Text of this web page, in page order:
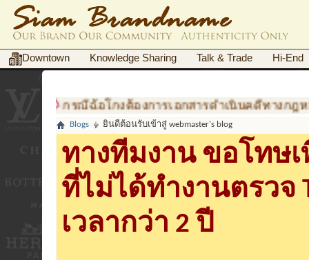
Downtown Knowledge Sharing Talk & Trade Hi-End
กรณีฉ้อโกงต้องการเอกสารดำเนินคดีทางกฎหมายทำอ
Blogs ยินดีต้อนรับเข้าสู่ webmaster's blog
ทางทีมงาน ขอโทษ
ที่ไม่ได้ทำงานตรวจ
เวลากว่า 2 ปี